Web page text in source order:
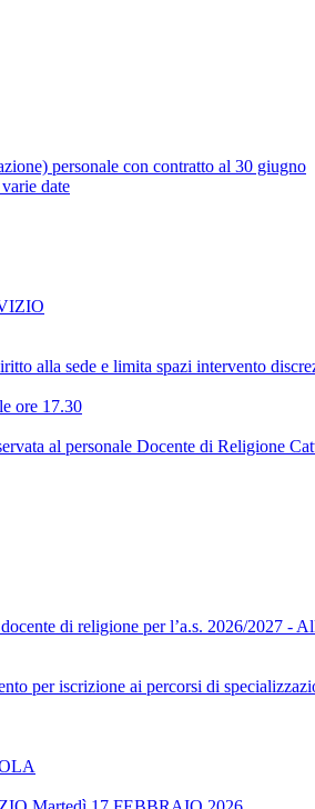
personale con contratto al 30 giugno
date
alla sede e limita spazi intervento
ore 17.30
al personale Docente di Religione
di religione per l’a.s. 2026/2027 -
per iscrizione ai percorsi di